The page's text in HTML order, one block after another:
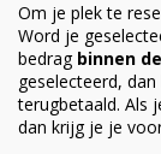
Om je plek te
Word je
bedrag binnen
geselecteerd,
terugbetaald. Als
dan krijg je je